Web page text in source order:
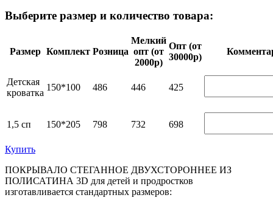
Выберите размер и количество товара:
Размер Комплект Розница
Мелкий
опт (от
2000р)
Опт (от
30000р)
Детская
кроватка
150*100 486 446 425
1,5 сп 150*205 798 732 698
Купить
ПОКРЫВАЛО СТЕГАННОЕ ДВУХСТОРОННЕЕ ИЗ
ПОЛИСАТИНА 3D для детей и продростков
изготавливается стандартных размеров: